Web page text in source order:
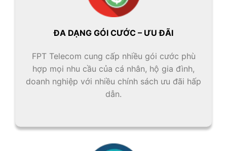
ĐA DẠNG GÓI CƯỚC – ƯU ĐÃI
FPT Telecom cung cấp nhiều gói cước phù
hợp mọi nhu cầu của cá nhân, hộ gia đình,
doanh nghiệp với nhiều chính sách ưu đãi hấp
dẫn.